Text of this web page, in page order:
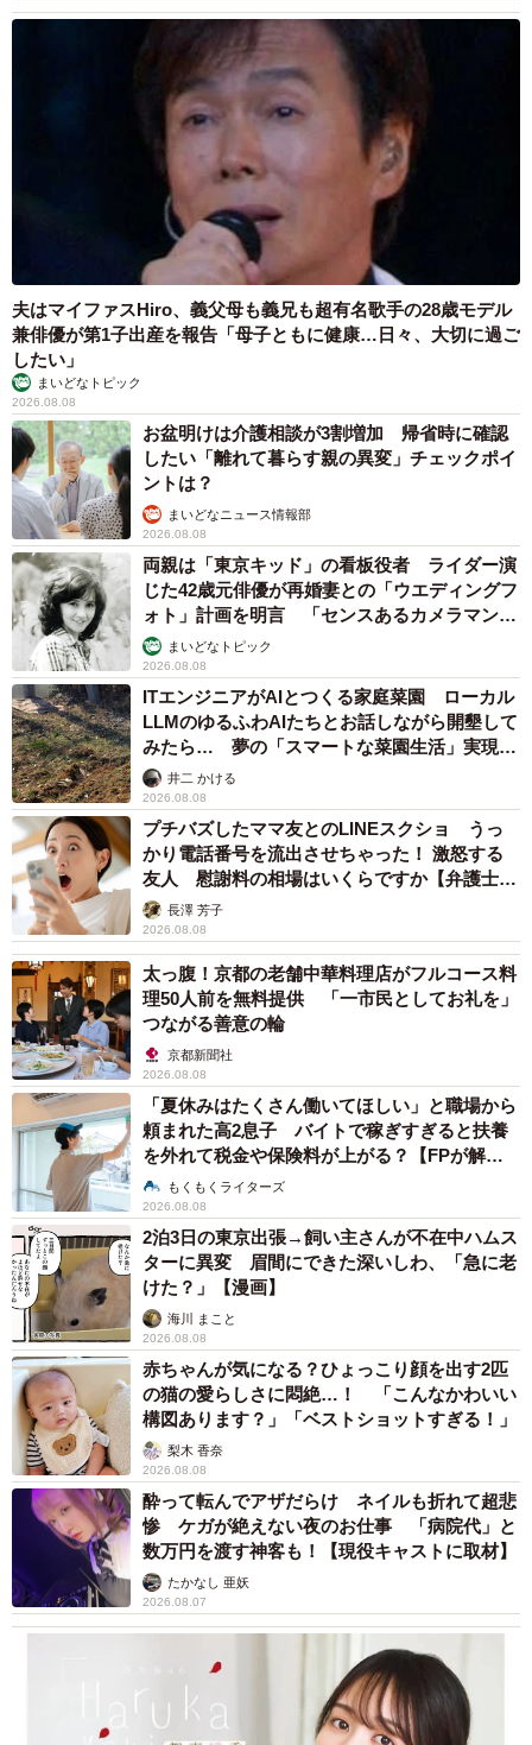
フウちゃんとライくん（飼い主さん提供）
◇ ◇
SNSでは「ダイエット器具に乗ってるのかな？というくら
い震えてる」「同じ秋田犬でも全然違っておもしろい」
「絵に描いたようなガクブル」などの反響が寄せられた。
5/7
フウちゃんは5月7日に虹の橋を渡った（飼い主さん提供）
夫はマイファスHiro、義父母も義兄も超有名歌手の28歳モデル
兼俳優が第1子出産を報告「母子ともに健康…日々、大切に過ご
したい」
まいどなトピック
2026.08.08
お盆明けは介護相談が3割増加 帰省時に確認
したい「離れて暮らす親の異変」チェックポイ
ントは？
まいどなニュース情報部
2026.08.08
両親は「東京キッド」の看板役者 ライダー演
じた42歳元俳優が再婚妻との「ウエディングフ
ォト」計画を明言 「センスあるカメラマン求
む」まいどなトピック
2026.08.08
ITエンジニアがAIとつくる家庭菜園 ローカル
LLMのゆるふわAIたちとお話しながら開墾して
みたら… 夢の「スマートな菜園生活」実現な
るか井二 かける
2026.08.08
プチバズしたママ友とのLINEスクショ うっ
かり電話番号を流出させちゃった！ 激怒する
友人 慰謝料の相場はいくらですか【弁護士が
解説】長澤 芳子
2026.08.08
太っ腹！京都の老舗中華料理店がフルコース料
理50人前を無料提供 「一市民としてお礼を」
つながる善意の輪
京都新聞社
2026.08.08
「夏休みはたくさん働いてほしい」と職場から
頼まれた高2息子 バイトで稼ぎすぎると扶養
を外れて税金や保険料が上がる？【FPが解
説】もくもくライターズ
2026.08.08
2泊3日の東京出張→飼い主さんが不在中ハムス
ターに異変 眉間にできた深いしわ、「急に老
けた？」【漫画】
海川 まこと
2026.08.08
赤ちゃんが気になる？ひょっこり顔を出す2匹
の猫の愛らしさに悶絶…！ 「こんなかわいい
構図あります？」「ベストショットすぎる！」
梨木 香奈
2026.08.08
酔って転んでアザだらけ ネイルも折れて超悲
惨 ケガが絶えない夜のお仕事 「病院代」と
数万円を渡す神客も！【現役キャストに取材】
たかなし 亜妖
2026.08.07